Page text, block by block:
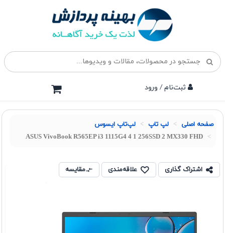
ثبت‌نام / ورود
صفحه اصلی لپ تاپ لپ‌تاپ ایسوس
ASUS VivoBook R565EP i3 1115G4 4 1 256SSD 2 MX330 FHD
اشتراک گذاری علاقه‌مندی مقایسه